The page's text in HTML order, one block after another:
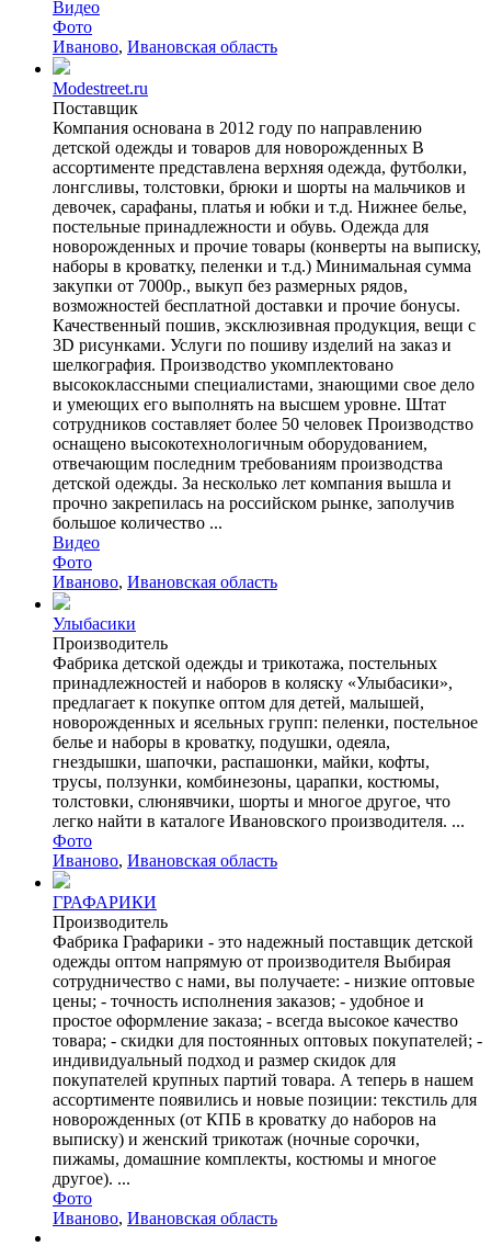
Видео
Фото
Иваново, Ивановская область
Modestreet.ru
Поставщик
Компания основана в 2012 году по направлению
детской одежды и товаров для новорожденных В
ассортименте представлена верхняя одежда, футболки,
лонгсливы, толстовки, брюки и шорты на мальчиков и
девочек, сарафаны, платья и юбки и т.д. Нижнее белье,
постельные принадлежности и обувь. Одежда для
новорожденных и прочие товары (конверты на выписку,
наборы в кроватку, пеленки и т.д.) Минимальная сумма
закупки от 7000р., выкуп без размерных рядов,
возможностей бесплатной доставки и прочие бонусы.
Качественный пошив, эксклюзивная продукция, вещи с
3D рисунками. Услуги по пошиву изделий на заказ и
шелкография. Производство укомплектовано
высококлассными специалистами, знающими свое дело
и умеющих его выполнять на высшем уровне. Штат
сотрудников составляет более 50 человек Производство
оснащено высокотехнологичным оборудованием,
отвечающим последним требованиям производства
детской одежды. За несколько лет компания вышла и
прочно закрепилась на российском рынке, заполучив
большое количество ...
Видео
Фото
Иваново, Ивановская область
Улыбасики
Производитель
Фабрика детской одежды и трикотажа, постельных
принадлежностей и наборов в коляску «Улыбасики»,
предлагает к покупке оптом для детей, малышей,
новорожденных и ясельных групп: пеленки, постельное
белье и наборы в кроватку, подушки, одеяла,
гнездышки, шапочки, распашонки, майки, кофты,
трусы, ползунки, комбинезоны, царапки, костюмы,
толстовки, слюнявчики, шорты и многое другое, что
легко найти в каталоге Ивановского производителя. ...
Фото
Иваново, Ивановская область
ГРАФАРИКИ
Производитель
Фабрика Графарики - это надежный поставщик детской
одежды оптом напрямую от производителя Выбирая
сотрудничество с нами, вы получаете: - низкие оптовые
цены; - точность исполнения заказов; - удобное и
простое оформление заказа; - всегда высокое качество
товара; - скидки для постоянных оптовых покупателей; -
индивидуальный подход и размер скидок для
покупателей крупных партий товара. А теперь в нашем
ассортименте появились и новые позиции: текстиль для
новорожденных (от КПБ в кроватку до наборов на
выписку) и женский трикотаж (ночные сорочки,
пижамы, домашние комплекты, костюмы и многое
другое). ...
Фото
Иваново, Ивановская область